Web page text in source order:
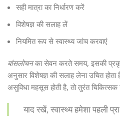
सही मात्रा का निर्धारण करें
विशेषज्ञ की सलाह लें
नियमित रूप से स्वास्थ्य जांच करवाएं
बांसलोचनका सेवन करते समय, इसकी
अनुसार विशेषज्ञ की सलाह लेना उचित
असुविधा महसूस होती है, तो तुरंत
याद रखें, स्वास्थ्य हमेशा पहली